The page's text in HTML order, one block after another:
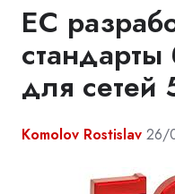
ЕС
стандарты
для сетей
Komolov Rostislav 26/